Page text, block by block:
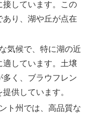
接しています。この
り、湖や丘が点在
気候で、特に湖の近
適しています。土壌
く、ブラウフレン
供しています。
ト州では、高品質な